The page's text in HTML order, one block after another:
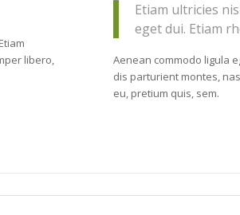
libero,
Etiam ultricies
eget dui. Etiam
Aenean commodo ligula
dis parturient montes,
eu, pretium quis, sem.